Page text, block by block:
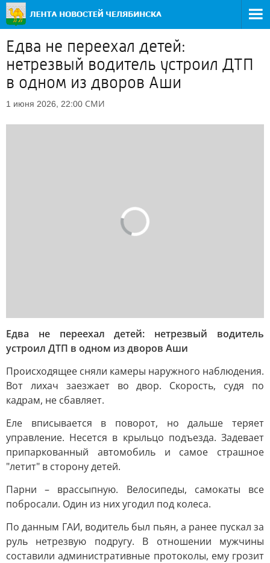
Едва не переехал детей:
нетрезвый водитель устроил ДТП
в одном из дворов Аши
1 июня 2026, 22:00 СМИ
Едва не переехал детей: нетрезвый водитель
устроил ДТП в одном из дворов Аши
Происходящее сняли камеры наружного наблюдения.
Вот лихач заезжает во двор. Скорость, судя по
кадрам, не сбавляет.
Еле вписывается в поворот, но дальше теряет
управление. Несется в крыльцо подъезда. Задевает
припаркованный автомобиль и самое страшное
"летит" в сторону детей.
Парни – врассыпную. Велосипеды, самокаты все
побросали. Один из них угодил под колеса.
По данным ГАИ, водитель был пьян, а ранее пускал за
руль нетрезвую подругу. В отношении мужчины
составили административные протоколы, ему грозит